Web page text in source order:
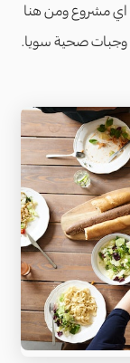
اي مشروع ومن هنا
صحية سويا.